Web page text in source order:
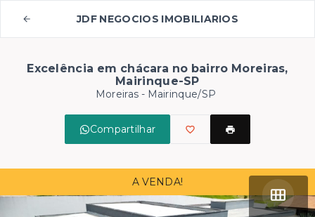
JDF NEGOCIOS IMOBILIARIOS
Excelência em chácara no bairro Moreiras,
Mairinque-SP
Moreiras - Mairinque/SP
Compartilhar
A VENDA!